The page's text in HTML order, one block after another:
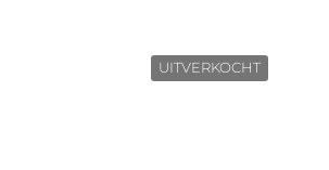
UITVERKOCHT